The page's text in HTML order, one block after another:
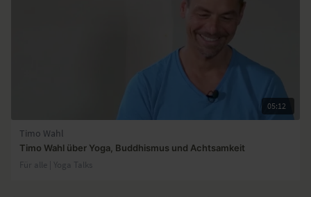
05:12
Timo Wahl
Timo Wahl über Yoga, Buddhismus und Achtsamkeit
Für alle | Yoga Talks